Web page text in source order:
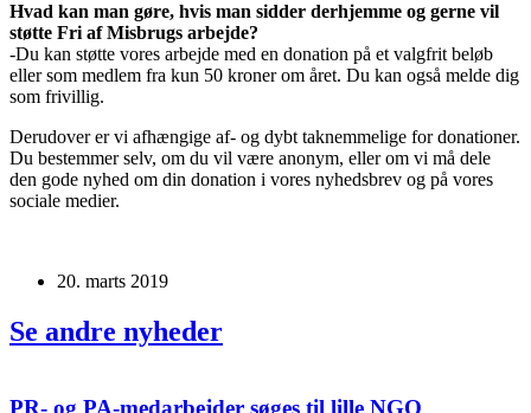
Hvad kan man gøre, hvis man sidder derhjemme og gerne vil
støtte Fri af Misbrugs arbejde?
-Du kan støtte vores arbejde med en donation på et valgfrit beløb
eller som medlem fra kun 50 kroner om året. Du kan også melde dig
som frivillig.
Derudover er vi afhængige af- og dybt taknemmelige for donationer.
Du bestemmer selv, om du vil være anonym, eller om vi må dele
den gode nyhed om din donation i vores nyhedsbrev og på vores
sociale medier.
20. marts 2019
Se andre nyheder
PR- og PA-medarbejder søges til lille NGO